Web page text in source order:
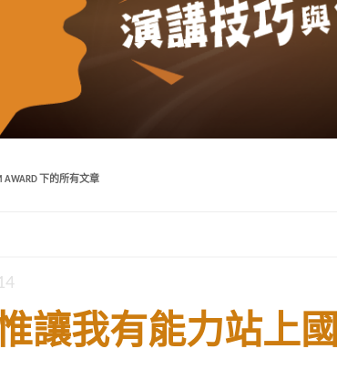
AWARD 下的所有文章
讓我有能力站上